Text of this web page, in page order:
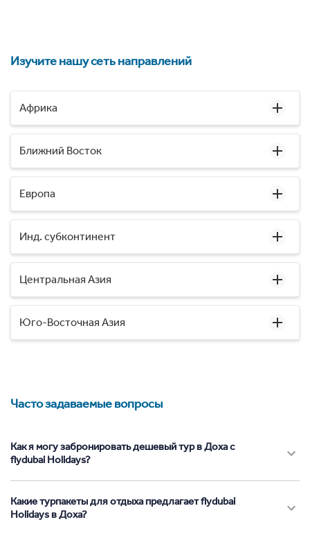
Изучите нашу сеть направлений
Африка
Ближний Восток
Европа
Инд. субконтинент
Центральная Азия
Юго-Восточная Азия
Часто задаваемые вопросы
Как я могу забронировать дешевый тур в Доха с
flydubai Holidays?
Какие турпакеты для отдыха предлагает flydubai
Holidays в Доха?